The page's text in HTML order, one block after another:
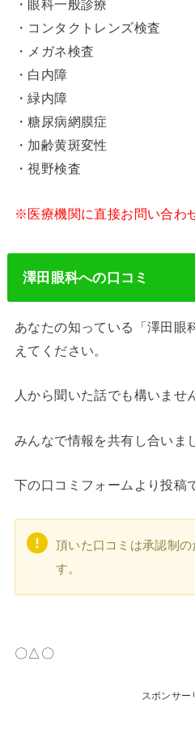
・眼科一般診療
・コンタクトレンズ検査
・メガネ検査
・白内障
・緑内障
・糖尿病網膜症
・加齢黄斑変性
・視野検査
※医療機関に直接お問い合わ
澤田眼科への口コミ
あなたの知っている「澤田眼
えてください。
人から聞いた話でも構いませ
みんなで情報を共有し合いま
下の口コミフォームより投稿
頂いた口コミは承認制
す。
〇△〇
スポンサー